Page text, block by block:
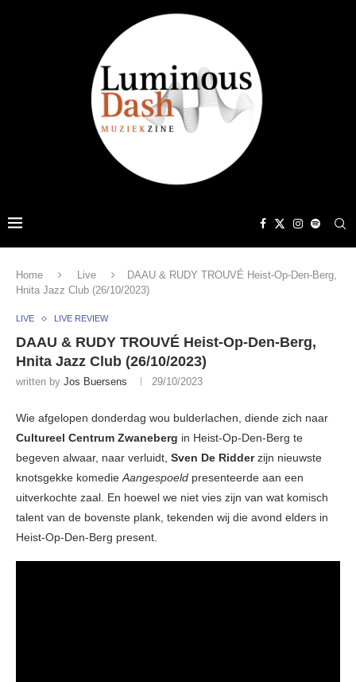
Home Live
DAAU & RUDY TROUVÉ Heist-Op-Den-Berg,
Hnita Jazz Club (26/10/2023)
LIVE LIVE REVIEW
DAAU & RUDY TROUVÉ Heist-Op-Den-Berg,
Hnita Jazz Club (26/10/2023)
written by Jos Buersens 29/10/2023
Wie afgelopen donderdag wou bulderlachen, diende zich naar
Cultureel Centrum Zwaneberg in Heist-Op-Den-Berg te
begeven alwaar, naar verluidt, Sven De Ridderzijn nieuwste
knotsgekke komedieAangespoeld presenteerde aan een
uitverkochte zaal. En hoewel we niet vies zijn van wat komisch
talent van de bovenste plank, tekenden wij die avond elders in
Heist-Op-Den-Berg present.